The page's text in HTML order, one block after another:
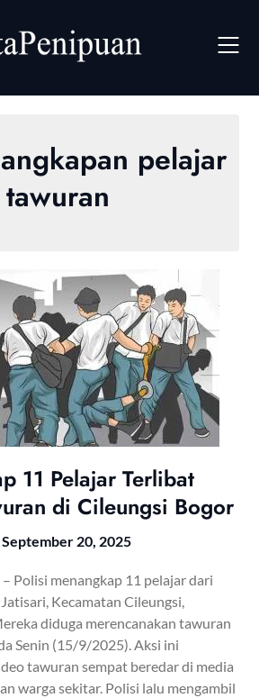
pelajar
tawuran
11 Pelajar Terlibat
di Cileungsi Bogor
September 20, 2025
Polisi menangkap 11 pelajar dari
Kecamatan Cileungsi,
diduga merencanakan tawuran
Senin (15/9/2025). Aksi ini
tawuran sempat beredar di media
warga sekitar. Polisi lalu mengambil